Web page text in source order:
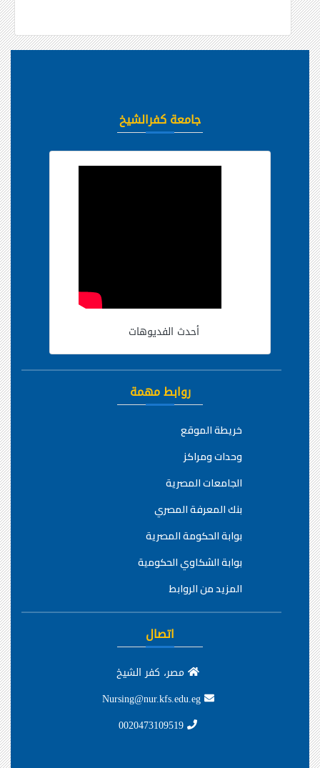
جامعة كفرالشيخ
أحدث الفديوهات
روابط مهمة
خريطة الموقع
وحدات ومراكز
الجامعات المصرية
بنك المعرفة المصري
بوابة الحكومة المصرية
بوابة الشكاوي الحكومية
المزيد من الروابط
اتصال
مصر، كفر الشيخ
Nursing@nur.kfs.edu.eg